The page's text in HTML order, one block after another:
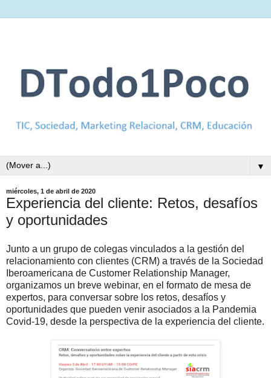
▼
miércoles, 1 de abril de 2020
Experiencia del cliente: Retos, desafíos
y oportunidades
Junto a un grupo de colegas vinculados a la gestión del
relacionamiento con clientes (CRM) a través de la Sociedad
Iberoamericana de Customer Relationship Manager,
organizamos un breve webinar, en el formato de mesa de
expertos, para conversar sobre los retos, desafíos y
oportunidades que pueden venir asociados a la Pandemia
Covid-19, desde la perspectiva de la experiencia del cliente.